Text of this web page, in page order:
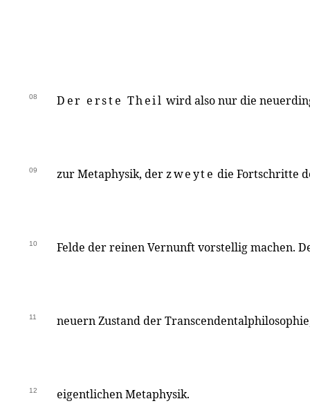
08 Der erste Theil wird also nur die
09 zur Metaphysik, derzweyte die Fortschritte
10 Felde der reinen Vernunft vorstellig machen.
11 neuern Zustand der
12 eigentlichen Metaphysik.